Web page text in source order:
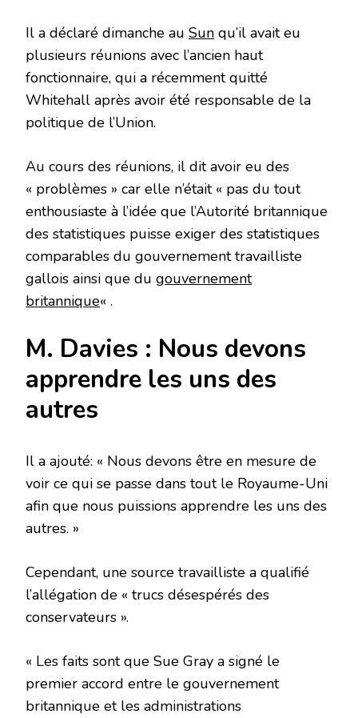
Il a déclaré dimanche au Sun qu’il avait eu
plusieurs réunions avec l’ancien haut
fonctionnaire, qui a récemment quitté
Whitehall après avoir été responsable de la
politique de l’Union.
Au cours des réunions, il dit avoir eu des
« problèmes » car elle n’était « pas du tout
enthousiaste à l’idée que l’Autorité britannique
des statistiques puisse exiger des statistiques
comparables du gouvernement travailliste
gallois ainsi que du gouvernement
britannique« .
M. Davies : Nous devons
apprendre les uns des
autres
Il a ajouté: « Nous devons être en mesure de
voir ce qui se passe dans tout le Royaume-Uni
afin que nous puissions apprendre les uns des
autres. »
Cependant, une source travailliste a qualifié
l’allégation de « trucs désespérés des
conservateurs ».
« Les faits sont que Sue Gray a signé le
premier accord entre le gouvernement
britannique et les administrations